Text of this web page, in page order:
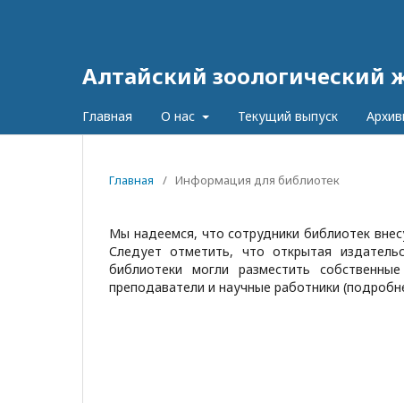
Алтайский зоологический
Главная О нас Текущий выпуск
Главная / Информация для библиотек
Мы надеемся, что сотрудники библиотек
Следует отметить, что открытая
библиотеки могли разместить
преподаватели и научные работники